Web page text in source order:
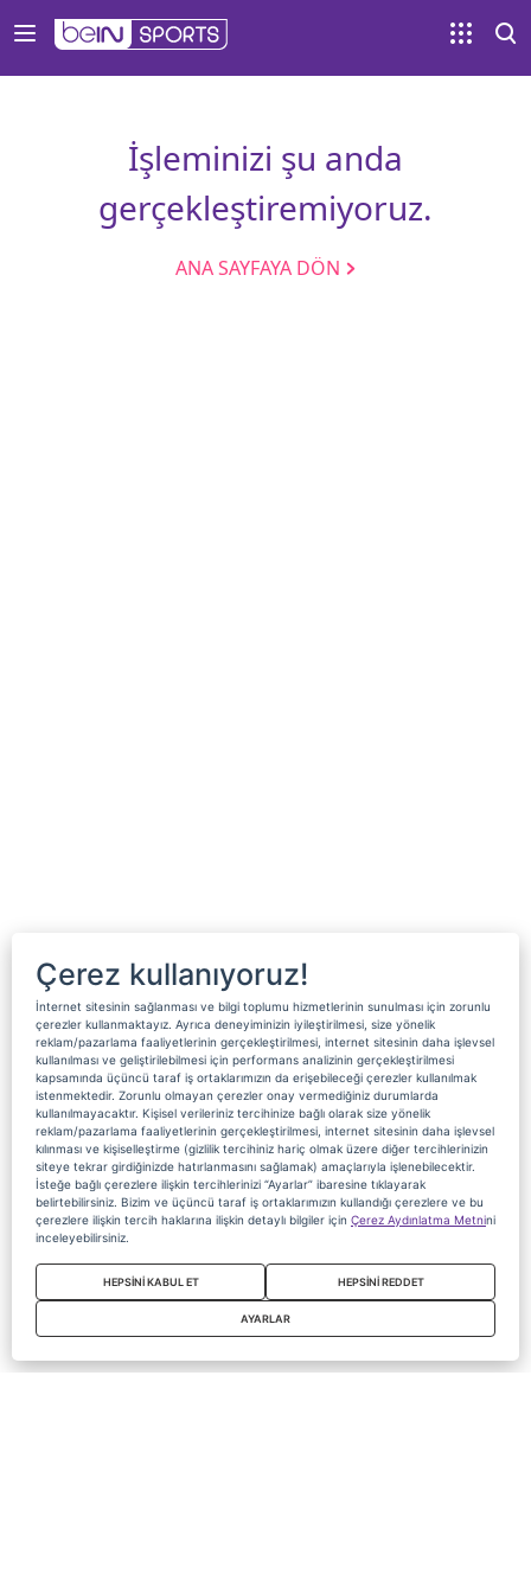
İşleminizi şu anda
gerçekleştiremiyoruz.
ANA SAYFAYA DÖN
Çerez kullanıyoruz!
İnternet sitesinin sağlanması ve bilgi toplumu hizmetlerinin sunulması için zorunlu
çerezler kullanmaktayız. Ayrıca deneyiminizin iyileştirilmesi, size yönelik
reklam/pazarlama faaliyetlerinin gerçekleştirilmesi, internet sitesinin daha işlevsel
kullanılması ve geliştirilebilmesi için performans analizinin gerçekleştirilmesi
kapsamında üçüncü taraf iş ortaklarımızın da erişebileceği çerezler kullanılmak
istenmektedir. Zorunlu olmayan çerezler onay vermediğiniz durumlarda
kullanılmayacaktır. Kişisel verileriniz tercihinize bağlı olarak size yönelik
reklam/pazarlama faaliyetlerinin gerçekleştirilmesi, internet sitesinin daha işlevsel
kılınması ve kişiselleştirme (gizlilik tercihiniz hariç olmak üzere diğer tercihlerinizin
siteye tekrar girdiğinizde hatırlanmasını sağlamak) amaçlarıyla işlenebilecektir.
İsteğe bağlı çerezlere ilişkin tercihlerinizi “Ayarlar” ibaresine tıklayarak
belirtebilirsiniz. Bizim ve üçüncü taraf iş ortaklarımızın kullandığı çerezlere ve bu
çerezlere ilişkin tercih haklarına ilişkin detaylı bilgiler için Çerez Aydınlatma Metnini
inceleyebilirsiniz.
HEPSİNİ KABUL ET HEPSİNİ REDDET
AYARLAR